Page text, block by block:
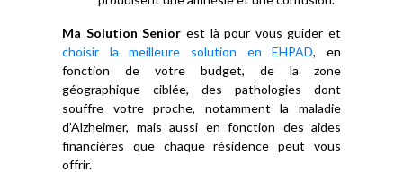
Ma Solution Senior est là pour vous guider et
choisir la meilleure solution en EHPAD, en
fonction de votre budget, de la zone
géographique ciblée, des pathologies dont
souffre votre proche, notamment la maladie
d’Alzheimer, mais aussi en fonction des aides
financières que chaque résidence peut vous
offrir.